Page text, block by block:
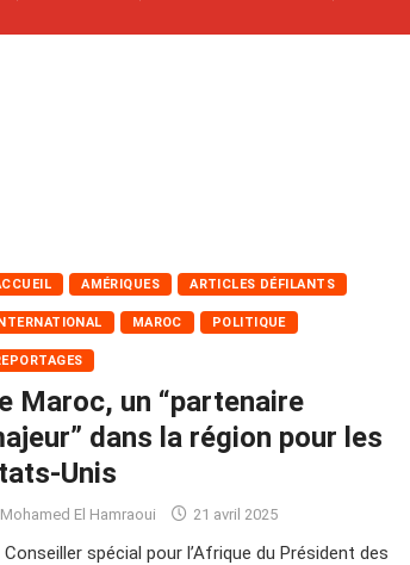
AMÉRIQUES ARTICLES DÉFILANTS
MAROC POLITIQUE
Maroc, un “partenaire
dans la région pour les
Unis
Mohamed El Hamraoui 21 avril 2025
Conseiller spécial pour l’Afrique du Président des